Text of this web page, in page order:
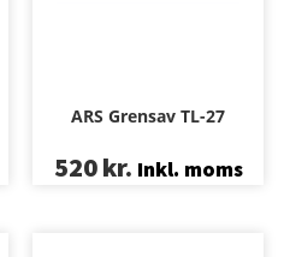
ARS Grensav TL-27
520kr. Inkl. moms